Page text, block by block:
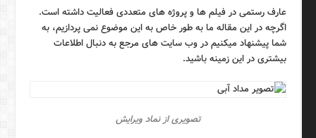
عارف رستمی در فیلم ها و پروژه های متعددی فعالیت داشته است.
اگرچه در این مقاله ما به طور خاص به این موضوع نمی پردازیم، به
شما پیشنهاد میکنیم در وب سایت های مرجع به دنبال اطلاعات
بیشتری در این زمینه باشید.
تصویری از نماد ویرایش